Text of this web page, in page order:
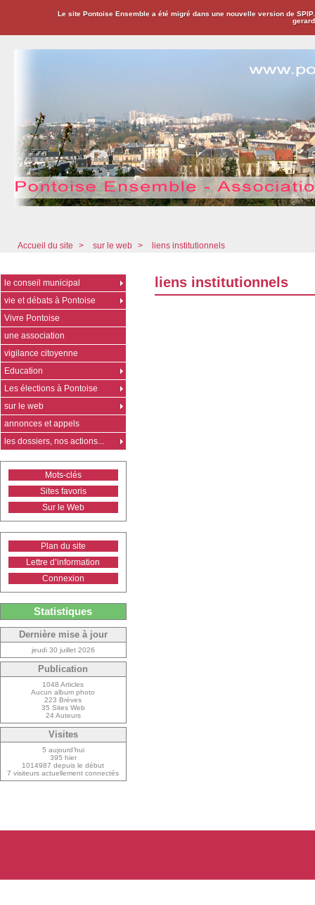
Le site Pontoise Ensemble a été migré dans une nouvelle version de
Accueil du site > sur le web > liens institutionnels
liens institutionnels
le conseil municipal
vie et débats à Pontoise
Vivre Pontoise
une association
vigilance citoyenne
Education
Les élections à Pontoise
sur le web
annonces et appels
les dossiers, nos actions...
Mots-clés
Sites favoris
Sur le Web
Plan du site
Lettre d’information
Connexion
Statistiques
Dernière mise à jour
jeudi 30 juillet 2026
Publication
1048 Articles
Aucun album photo
223 Brèves
35 Sites Web
24 Auteurs
Visites
5 aujourd’hui
395 hier
1014987 depuis le début
7 visiteurs actuellement connectés